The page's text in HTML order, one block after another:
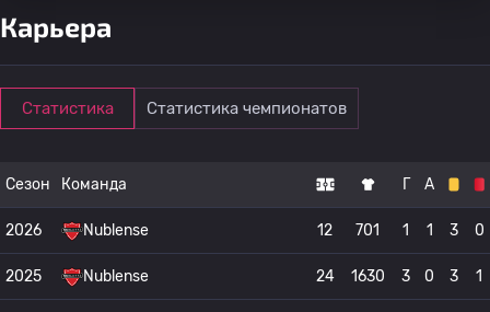
Карьера
Статистика Статистика чемпионатов
Сезон Команда Г А
2026 Nublense 12 701 1 1 3 0
2025 Nublense 24 1630 3 0 3 1